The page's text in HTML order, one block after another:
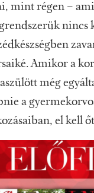
mint régen –
nincs
Amikor a
még
a
el kell